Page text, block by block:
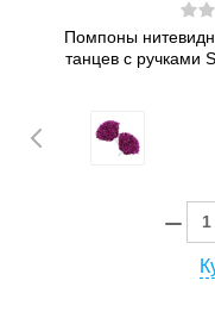
Помпоны
танцев с ручками